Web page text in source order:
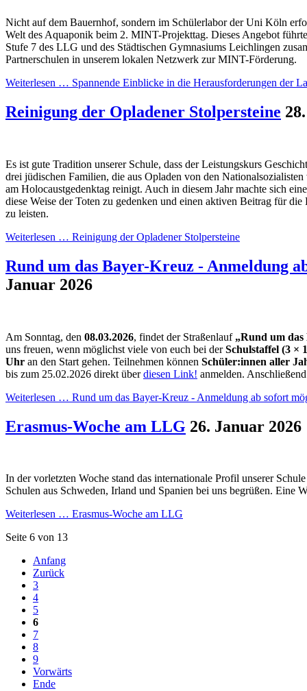
Nicht auf dem Bauernhof, sondern im Schülerlabor der Uni Köln
Welt des Aquaponik beim 2. MINT-Projekttag. Dieses Angebot
Stufe 7 des LLG und des Städtischen Gymnasiums Leichlingen
Partnerschulen in unserem lokalen Netzwerk zur MINT-Förderung.
Weiterlesen … Spannende Einblicke in die Herausforderungen der
Reinigung der Opladener Stolpersteine
Es ist gute Tradition unserer Schule, dass der Leistungskurs
drei jüdischen Familien, die aus Opladen von den
am Holocaustgedenktag reinigt. Auch in diesem Jahr machte sich
diese Weise der Toten zu gedenken und einen aktiven Beitrag für
zu leisten.
Weiterlesen … Reinigung der Opladener Stolpersteine
Rund um das Bayer-Kreuz - Anmeldung
Januar 2026
Am Sonntag, den 08.03.2026, findet der Straßenlauf „Rund um
uns freuen, wenn möglichst viele von euch bei derSchulstaffel (3 ×
Uhr an den Start gehen. Teilnehmen können Schüler:innen aller
bis zum 25.02.2026 direkt überdiesen Link! anmelden.
Weiterlesen … Rund um das Bayer-Kreuz - Anmeldung ab sofort
Erasmus-Woche am LLG 26. Januar 2026
In der vorletzten Woche stand das internationale Profil unserer
Schulen aus Schweden, Irland und Spanien bei uns begrüßen. Eine
Weiterlesen … Erasmus-Woche am LLG
Seite 6 von 13
Anfang
Zurück
3
4
5
6
7
8
9
Vorwärts
Ende